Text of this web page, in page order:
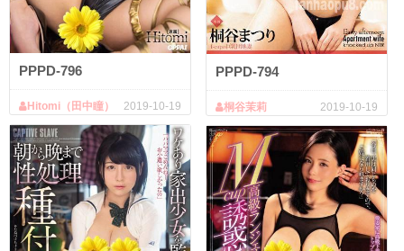
PPPD-796
2019-10-19
Hitomi（田中瞳）
PPPD-794
2019-10-19
桐谷茉莉